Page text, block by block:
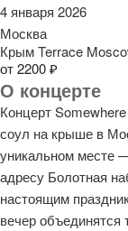
4 января 2026
Москва
Крым Terrace
от 2200 ₽
О концерте
Концерт
соул на крыше в
уникальном месте
адресу Болотная
настоящим
вечер объединятся